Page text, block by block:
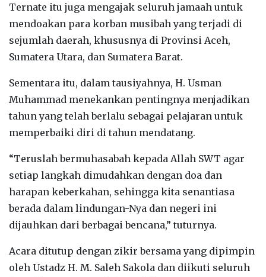
Ternate itu juga mengajak seluruh jamaah untuk
mendoakan para korban musibah yang terjadi di
sejumlah daerah, khususnya di Provinsi Aceh,
Sumatera Utara, dan Sumatera Barat.
Sementara itu, dalam tausiyahnya, H. Usman
Muhammad menekankan pentingnya menjadikan
tahun yang telah berlalu sebagai pelajaran untuk
memperbaiki diri di tahun mendatang.
“Teruslah bermuhasabah kepada Allah SWT agar
setiap langkah dimudahkan dengan doa dan
harapan keberkahan, sehingga kita senantiasa
berada dalam lindungan-Nya dan negeri ini
dijauhkan dari berbagai bencana,” tuturnya.
Acara ditutup dengan zikir bersama yang dipimpin
oleh Ustadz H. M. Saleh Sakola dan diikuti seluruh